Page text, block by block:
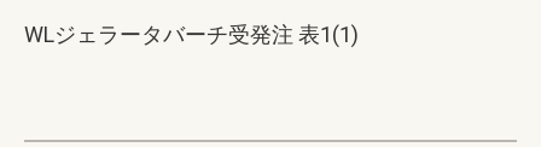
WLジェラータバーチ受発注 表1(1)